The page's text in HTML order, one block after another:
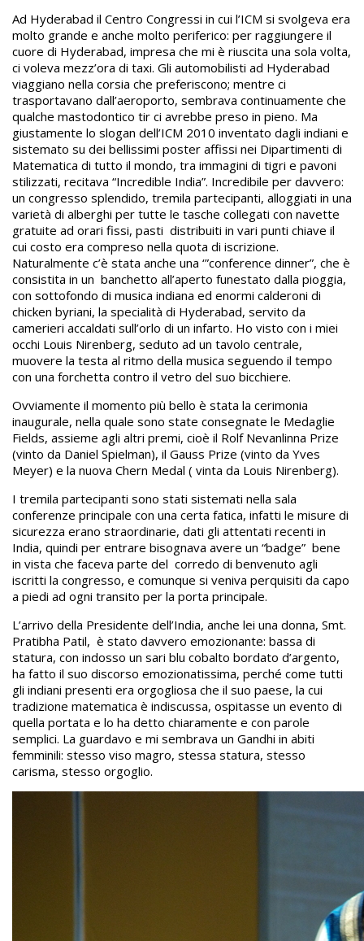
Ad Hyderabad il Centro Congressi in cui l’ICM si svolgeva era
molto grande e anche molto periferico: per raggiungere il
cuore di Hyderabad, impresa che mi è riuscita una sola volta,
ci voleva mezz’ora di taxi. Gli automobilisti ad Hyderabad
viaggiano nella corsia che preferiscono; mentre ci
trasportavano dall’aeroporto, sembrava continuamente che
qualche mastodontico tir ci avrebbe preso in pieno. Ma
giustamente lo slogan dell’ICM 2010 inventato dagli indiani e
sistemato su dei bellissimi poster affissi nei Dipartimenti di
Matematica di tutto il mondo, tra immagini di tigri e pavoni
stilizzati, recitava “Incredible India”. Incredibile per davvero:
un congresso splendido, tremila partecipanti, alloggiati in una
varietà di alberghi per tutte le tasche collegati con navette
gratuite ad orari fissi, pasti distribuiti in vari punti chiave il
cui costo era compreso nella quota di iscrizione.
Naturalmente c’è stata anche una ‘”conference dinner”, che è
consistita in un banchetto all’aperto funestato dalla pioggia,
con sottofondo di musica indiana ed enormi calderoni di
chicken byriani, la specialità di Hyderabad, servito da
camerieri accaldati sull’orlo di un infarto. Ho visto con i miei
occhi Louis Nirenberg, seduto ad un tavolo centrale,
muovere la testa al ritmo della musica seguendo il tempo
con una forchetta contro il vetro del suo bicchiere.
Ovviamente il momento più bello è stata la cerimonia
inaugurale, nella quale sono state consegnate le Medaglie
Fields, assieme agli altri premi, cioè il Rolf Nevanlinna Prize
(vinto da Daniel Spielman), il Gauss Prize (vinto da Yves
Meyer) e la nuova Chern Medal ( vinta da Louis Nirenberg).
I tremila partecipanti sono stati sistemati nella sala
conferenze principale con una certa fatica, infatti le misure di
sicurezza erano straordinarie, dati gli attentati recenti in
India, quindi per entrare bisognava avere un “badge” bene
in vista che faceva parte del corredo di benvenuto agli
iscritti la congresso, e comunque si veniva perquisiti da capo
a piedi ad ogni transito per la porta principale.
L’arrivo della Presidente dell’India, anche lei una donna, Smt.
Pratibha Patil, è stato davvero emozionante: bassa di
statura, con indosso un sari blu cobalto bordato d’argento,
ha fatto il suo discorso emozionatissima, perché come tutti
gli indiani presenti era orgogliosa che il suo paese, la cui
tradizione matematica è indiscussa, ospitasse un evento di
quella portata e lo ha detto chiaramente e con parole
semplici. La guardavo e mi sembrava un Gandhi in abiti
femminili: stesso viso magro, stessa statura, stesso
carisma, stesso orgoglio.